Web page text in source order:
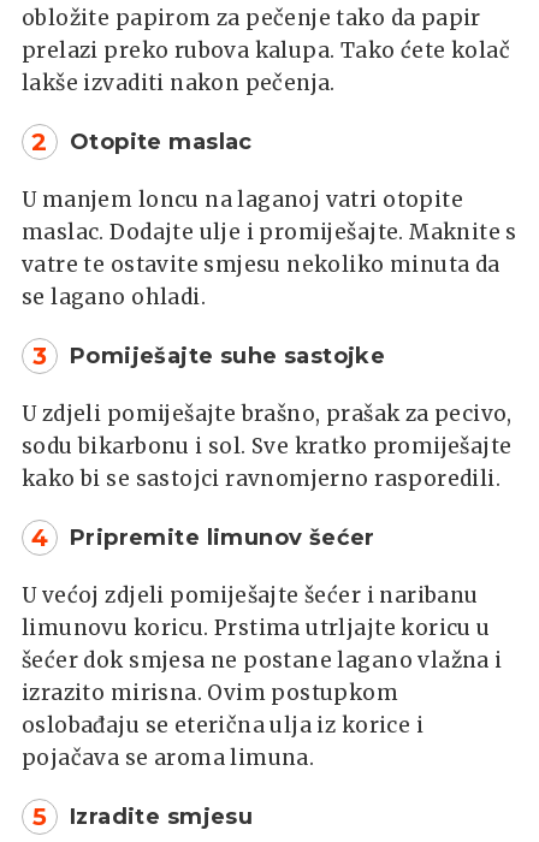
obložite papirom za pečenje tako da papir
prelazi preko rubova kalupa. Tako ćete kolač
lakše izvaditi nakon pečenja.
2 Otopite maslac
U manjem loncu na laganoj vatri otopite
maslac. Dodajte ulje i promiješajte. Maknite s
vatre te ostavite smjesu nekoliko minuta da
se lagano ohladi.
3 Pomiješajte suhe sastojke
U zdjeli pomiješajte brašno, prašak za pecivo,
sodu bikarbonu i sol. Sve kratko promiješajte
kako bi se sastojci ravnomjerno rasporedili.
4 Pripremite limunov šećer
U većoj zdjeli pomiješajte šećer i naribanu
limunovu koricu. Prstima utrljajte koricu u
šećer dok smjesa ne postane lagano vlažna i
izrazito mirisna. Ovim postupkom
oslobađaju se eterična ulja iz korice i
pojačava se aroma limuna.
5 Izradite smjesu